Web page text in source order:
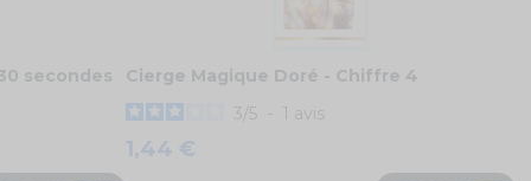
secondes
Cierge Magique Doré - Chiffre 4
3 5 - 1 avis
1,44 €